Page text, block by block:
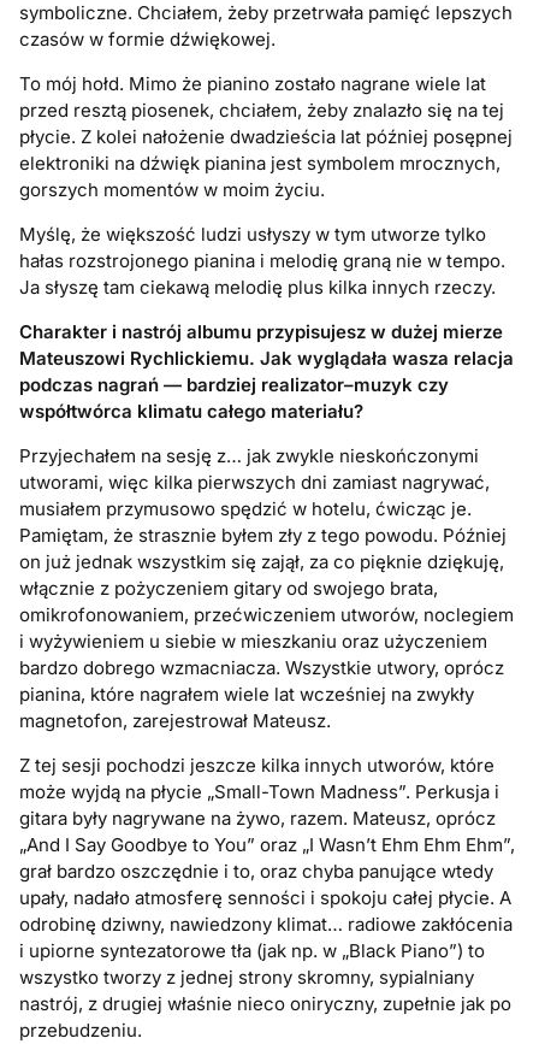
symboliczne. Chciałem, żeby przetrwała pamięć lepszych
czasów w formie dźwiękowej.
To mój hołd. Mimo że pianino zostało nagrane wiele lat
przed resztą piosenek, chciałem, żeby znalazło się na tej
płycie. Z kolei nałożenie dwadzieścia lat później posępnej
elektroniki na dźwięk pianina jest symbolem mrocznych,
gorszych momentów w moim życiu.
Myślę, że większość ludzi usłyszy w tym utworze tylko
hałas rozstrojonego pianina i melodię graną nie w tempo.
Ja słyszę tam ciekawą melodię plus kilka innych rzeczy.
Charakter i nastrój albumu przypisujesz w dużej mierze
Mateuszowi Rychlickiemu. Jak wyglądała wasza relacja
podczas nagrań — bardziej realizator–muzyk czy
współtwórca klimatu całego materiału?
Przyjechałem na sesję z… jak zwykle nieskończonymi
utworami, więc kilka pierwszych dni zamiast nagrywać,
musiałem przymusowo spędzić w hotelu, ćwicząc je.
Pamiętam, że strasznie byłem zły z tego powodu. Później
on już jednak wszystkim się zajął, za co pięknie dziękuję,
włącznie z pożyczeniem gitary od swojego brata,
omikrofonowaniem, przećwiczeniem utworów, noclegiem
i wyżywieniem u siebie w mieszkaniu oraz użyczeniem
bardzo dobrego wzmacniacza. Wszystkie utwory, oprócz
pianina, które nagrałem wiele lat wcześniej na zwykły
magnetofon, zarejestrował Mateusz.
Z tej sesji pochodzi jeszcze kilka innych utworów, które
może wyjdą na płycie „Small-Town Madness”. Perkusja i
gitara były nagrywane na żywo, razem. Mateusz, oprócz
„And I Say Goodbye to You” oraz „I Wasn’t Ehm Ehm Ehm”,
grał bardzo oszczędnie i to, oraz chyba panujące wtedy
upały, nadało atmosferę senności i spokoju całej płycie. A
odrobinę dziwny, nawiedzony klimat… radiowe zakłócenia
i upiorne syntezatorowe tła (jak np. w „Black Piano”) to
wszystko tworzy z jednej strony skromny, sypialniany
nastrój, z drugiej właśnie nieco oniryczny, zupełnie jak po
przebudzeniu.